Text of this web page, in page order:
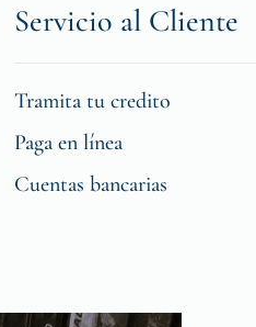
Servicio al Cliente
Tramita tu credito
Paga en línea
Cuentas bancarias